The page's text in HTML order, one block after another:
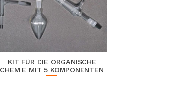
KIT FÜR DIE ORGANISCHE
CHEMIE MIT 5 KOMPONENTEN